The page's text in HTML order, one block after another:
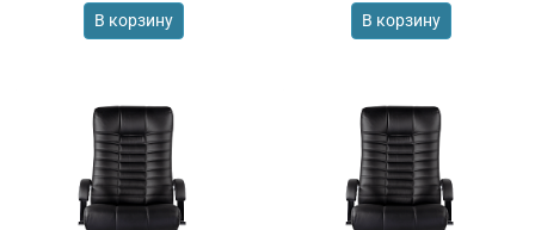
В корзину В корзину